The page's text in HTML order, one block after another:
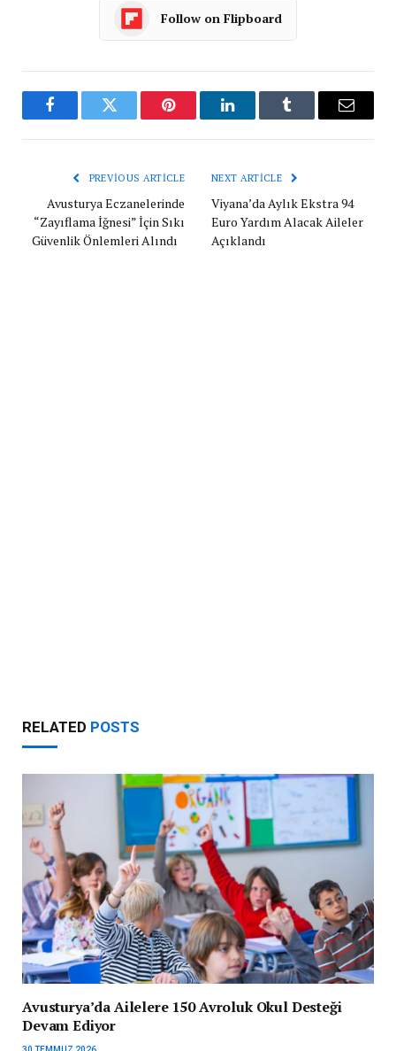
Follow on Flipboard
FacebookTwitter Pinterest LinkedInTumblr Email
PREVIOUS ARTICLE
Avusturya Eczanelerinde
“Zayıflama İğnesi” İçin Sıkı
Güvenlik Önlemleri Alındı
NEXT ARTICLE
Viyana’da Aylık Ekstra 94
Euro Yardım Alacak Aileler
Açıklandı
RELATED POSTS
Avusturya’da Ailelere 150 Avroluk Okul Desteği
Devam Ediyor